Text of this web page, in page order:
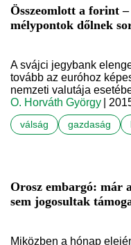
Összeomlott a forint
mélypontok dőlnek
A svájci jegybank
tovább az euróhoz
nemzeti valutája
O. Horváth György
|
válság gazdaság
Orosz embargó: már
sem jogosultak
Miközben a hónap